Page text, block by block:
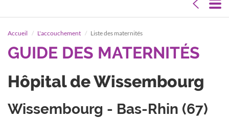
Accueil L'accouchement Liste des maternités
GUIDE DES MATERNITÉS
Hôpital de Wissembourg
Wissembourg - Bas-Rhin (67)